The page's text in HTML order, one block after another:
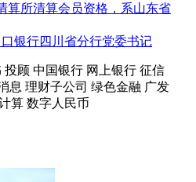
算所清算会员资格，系山东省
银行四川省分行党委书记
投顾 中国银行 网上银行 征信
息 理财子公司 绿色金融 广发
算 数字人民币